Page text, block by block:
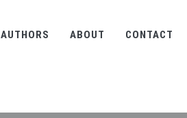
AUTHORS ABOUT CONTACT